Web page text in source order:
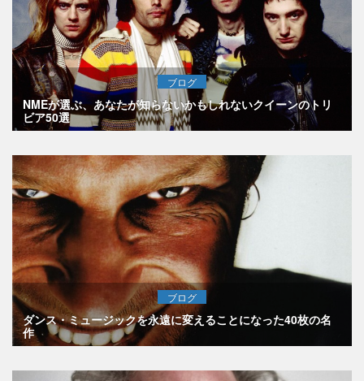
ブログ
NMEが選ぶ、あなたが知らないかもしれないクイーンのトリ
ビア50選
ブログ
ダンス・ミュージックを永遠に変えることになった40枚の名
作